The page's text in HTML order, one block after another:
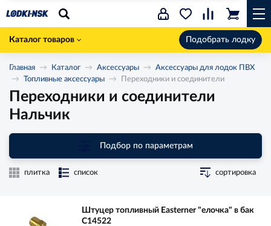
Каталог товаров Подобрать лодку
Главная Каталог Аксессуары
Аксессуары для лодок ПВХ
Топливные аксессуары
Переходники и соединители
Переходники и соединители
Нальчик
Подбор по параметрам
плитка список сортировка
Штуцер топливный Easterner "елочка" в бак
C14522